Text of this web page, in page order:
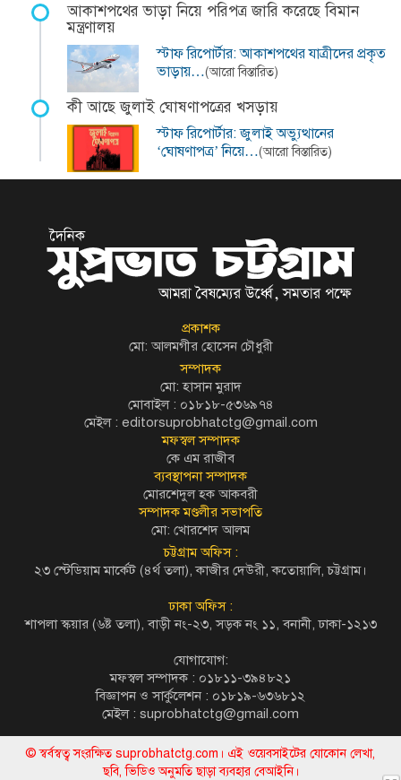
আকাশপথের ভাড়া নিয়ে পরিপত্র জারি করেছে বিমান
মন্ত্রণালয়
স্টাফ রিপোর্টার: আকাশপথের যাত্রীদের প্রকৃত
ভাড়ায়…(আরো বিস্তারিত)
কী আছে জুলাই ঘোষণাপত্রের খসড়ায়
স্টাফ রিপোর্টার: জুলাই অভ্যুত্থানের
‘ঘোষণাপত্র’ নিয়ে…(আরো বিস্তারিত)
প্রকাশক
মো: আলমগীর হোসেন চৌধুরী
সম্পাদক
মো: হাসান মুরাদ
মোবাইল : ০১৮১৮-৫৩৬৯৭৪
মেইল : editorsuprobhatctg@gmail.com
মফস্বল সম্পাদক
কে এম রাজীব
ব্যবস্থাপনা সম্পাদক
মোরশেদুল হক আকবরী
সম্পাদক মণ্ডলীর সভাপতি
মো: খোরশেদ আলম
চট্টগ্রাম অফিস :
২৩ স্টেডিয়াম মার্কেট (৪র্থ তলা), কাজীর দেউরী, কতোয়ালি, চট্টগ্রাম।
ঢাকা অফিস :
শাপলা স্কয়ার (৬ষ্ট তলা), বাড়ী নং-২৩, সড়ক নং ১১, বনানী, ঢাকা-১২১৩
যোগাযোগ:
মফস্বল সম্পাদক : ০১৮১১-৩৯৪৮২১
বিজ্ঞাপন ও সার্কুলেশন : ০১৮১৯-৬৩৬৮১২
মেইল : suprobhatctg@gmail.com
© স্বর্বস্বত্ব সংরক্ষিত suprobhatctg.com। এই ওয়েবসাইটের যোকোন লেখা,
ছবি, ভিডিও অনুমতি ছাড়া ব্যবহার বেআইনি।